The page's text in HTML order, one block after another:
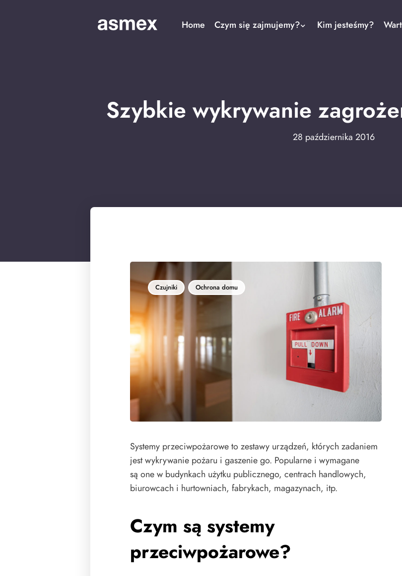
Home Czym się zajmujemy? Kim jesteśmy?
Szybkie wykrywanie
28 października 2016
Czujniki Ochrona domu
Systemy przeciwpożarowe to zestawy urządzeń, których zadaniem
jest wykrywanie pożaru i gaszenie go. Popularne i wymagane
są one w budynkach użytku publicznego, centrach handlowych,
biurowcach i hurtowniach, fabrykach, magazynach, itp.
Czym są systemy
przeciwpożarowe?